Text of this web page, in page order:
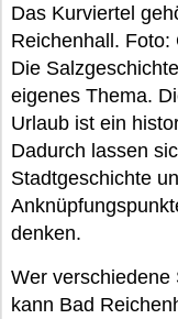
Das Kurviertel
Reichenhall. Foto:
Die
eigenes Thema.
Urlaub ist ein
Dadurch lassen
Stadtgeschichte
denken.
Wer verschiedene
kann Bad